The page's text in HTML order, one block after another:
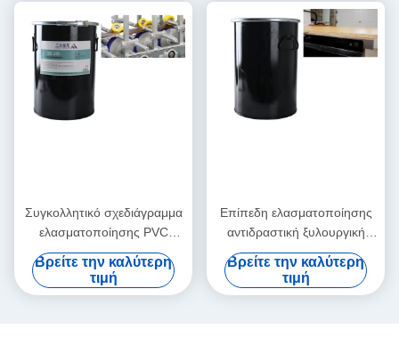
Συγκολλητικό σχεδιάγραμμα
ελασματοποίησης PVC
κραμάτων αργιλίου που
τυλίγει την καυτή κόλλα
λειωμένων μετάλλων
Βρείτε την καλύτερη
τιμή
Επίπεδη ελασματοποίησης
αντιδραστική ξυλουργική
αντίστασης θερμότητας
κόλλας λειωμένων μετάλλων
πολυουρεθάνιου PUR καυτή
Βρείτε την καλύτερη
τιμή